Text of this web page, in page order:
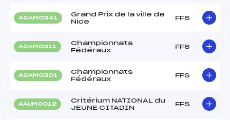
ACAM0341
Grand Prix de la ville de
Nice
FFS
ACAM0311
Championnats
Fédéraux
FFS
ACAM0301
Championnats
Fédéraux
FFS
AAUM0012
Critérium NATIONAL du
JEUNE CITADIN
FFS